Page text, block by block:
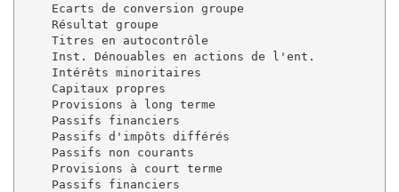
Ecarts de conversion groupe
Résultat groupe
Titres en autocontrôle
Inst. Dénouables en actions de l'ent.
Intérêts minoritaires
Capitaux propres
Provisions à long terme
Passifs financiers
Passifs d'impôts différés
Passifs non courants
Provisions à court terme
Passifs financiers